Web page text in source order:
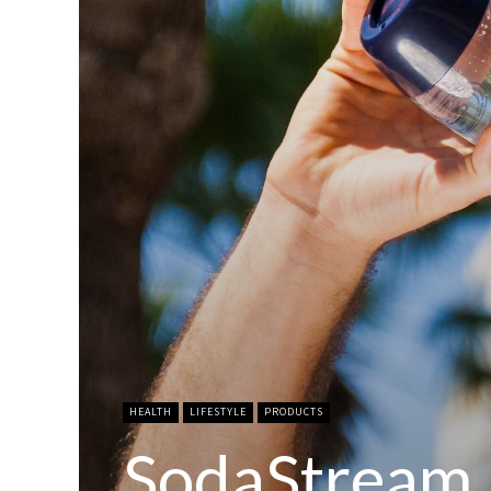
HEALTH LIFESTYLE PRODUCTS